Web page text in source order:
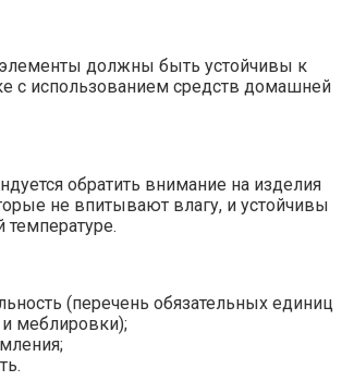
должны быть устойчивы к
с использованием средств домашней
обратить внимание на изделия
не впитывают влагу, и устойчивы
температуре.
(перечень обязательных единиц
и меблировки);